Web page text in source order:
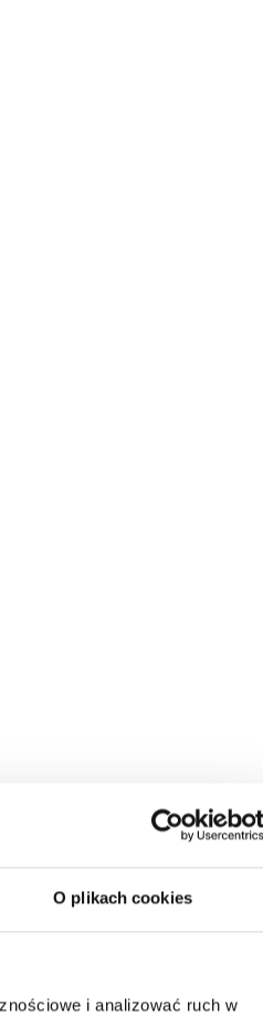
O plikach cookies
i analizować ruch w